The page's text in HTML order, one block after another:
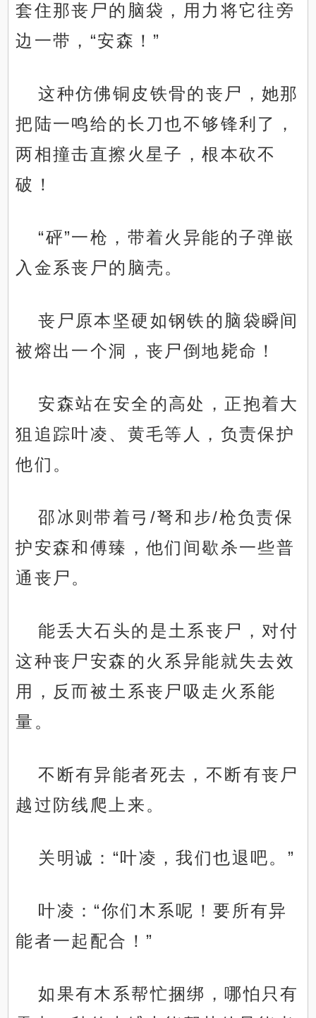
套住那丧尸的脑袋，用力将它往旁
边一带，“安森！”
这种仿佛铜皮铁骨的丧尸，她那
把陆一鸣给的长刀也不够锋利了，
两相撞击直擦火星子，根本砍不
破！
“砰”一枪，带着火异能的子弹嵌
入金系丧尸的脑壳。
丧尸原本坚硬如钢铁的脑袋瞬间
被熔出一个洞，丧尸倒地毙命！
安森站在安全的高处，正抱着大
狙追踪叶凌、黄毛等人，负责保护
他们。
邵冰则带着弓/弩和步/枪负责保
护安森和傅臻，他们间歇杀一些普
通丧尸。
能丢大石头的是土系丧尸，对付
这种丧尸安森的火系异能就失去效
用，反而被土系丧尸吸走火系能
量。
不断有异能者死去，不断有丧尸
越过防线爬上来。
关明诚：“叶凌，我们也退吧。”
叶凌：“你们木系呢！要所有异
能者一起配合！”
如果有木系帮忙捆绑，哪怕只有